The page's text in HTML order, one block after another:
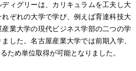
ィグリーは、カリキュラムを工夫し大
ぞれの大学で学び、例えば育達科技大
業大学の現代ビジネス学部の二つの学
した。名古屋産業大学では前期入学、
ため単位取得が可能となりました。